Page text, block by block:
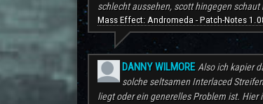
schlecht aussehen, scott hingegen
Mass Effect: Andromeda - Patch-Notes
DANNY WILMORE Also ich kapier
solche seltsamen Interlaced
liegt oder ein generelles Problem ist. Hier